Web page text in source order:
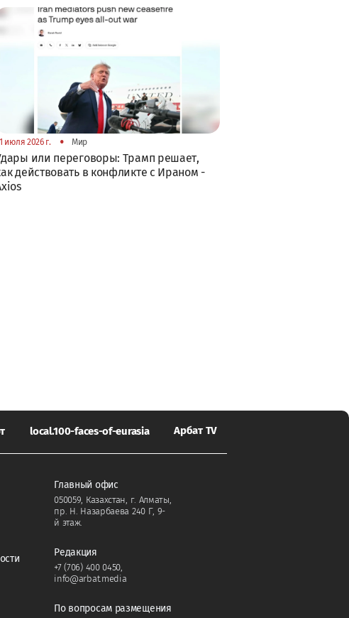
июля 2026 г. • Мир
или переговоры: Трамп решает,
действовать в конфликте с Ираном -
local.100-faces-of-eurasia Арбат TV
Главный офис
050059, Казахстан, г. Алматы,
пр. Н. Назарбаева 240 Г, 9-
й этаж.
Редакция
+7 (706) 400 0450
info@arbat.media
По вопросам размещения